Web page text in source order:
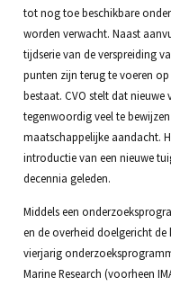
tot nog toe beschikbare
worden verwacht. Naast
tijdserie van de verspreiding
punten zijn terug te voeren
bestaat. CVO stelt dat nieuwe
tegenwoordig veel te
maatschappelijke aandacht.
introductie van een nieuwe
decennia geleden.
Middels een
en de overheid doelgericht de
vierjarig
Marine Research (voorheen